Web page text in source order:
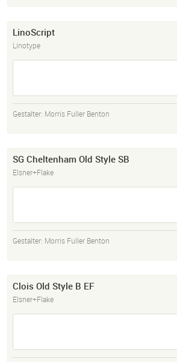
LinoScript
Linotype
Gestalter: Morris Fuller Benton
SG Cheltenham Old Style SB
Elsner+Flake
Gestalter: Morris Fuller Benton
Clois Old Style B EF
Elsner+Flake